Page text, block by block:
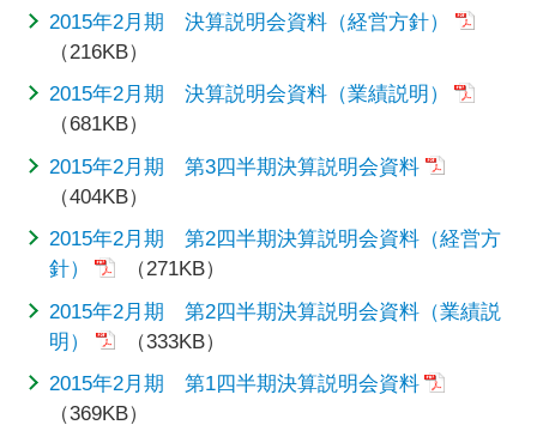
2015年2月期 決算説明会資料（経営方針）
（216KB）
2015年2月期 決算説明会資料（業績説明）
（681KB）
2015年2月期 第3四半期決算説明会資料
（404KB）
2015年2月期 第2四半期決算説明会資料（経営方
針）
（271KB）
2015年2月期 第2四半期決算説明会資料（業績説
明）
（333KB）
2015年2月期 第1四半期決算説明会資料
（369KB）